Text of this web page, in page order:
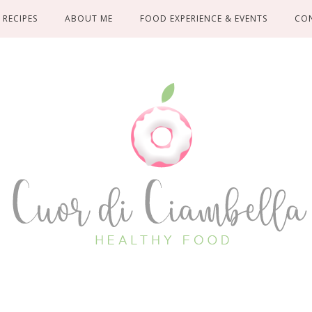
RECIPES ABOUT ME FOOD EXPERIENCE & EVENTS